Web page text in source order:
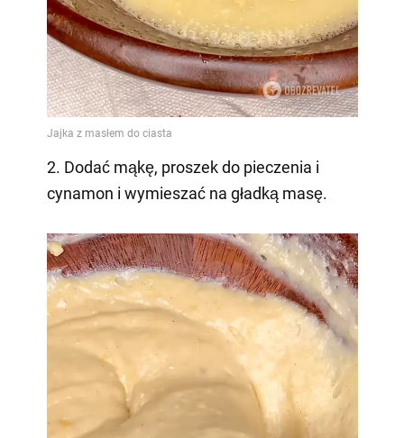
2. Dodać mąkę, proszek do pieczenia i
cynamon i wymieszać na gładką masę.